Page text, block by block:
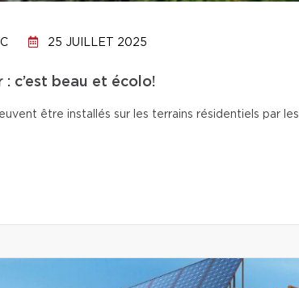
25 JUILLET 2025
c’est beau et écolo!
être installés sur les terrains résidentiels par les